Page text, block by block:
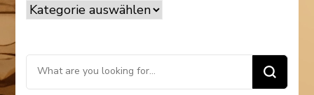
Kategorien
Looking
for